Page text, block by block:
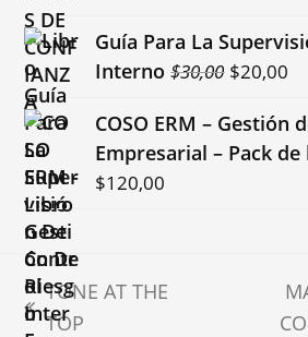
Guía Para La
Interno $30,00 El
original
era:
$20,00
COSO ERM – Gestión
Empresarial – Pack
El
$150,00.
$120,00
$120,00.
previous
TONE AT THE
TOP